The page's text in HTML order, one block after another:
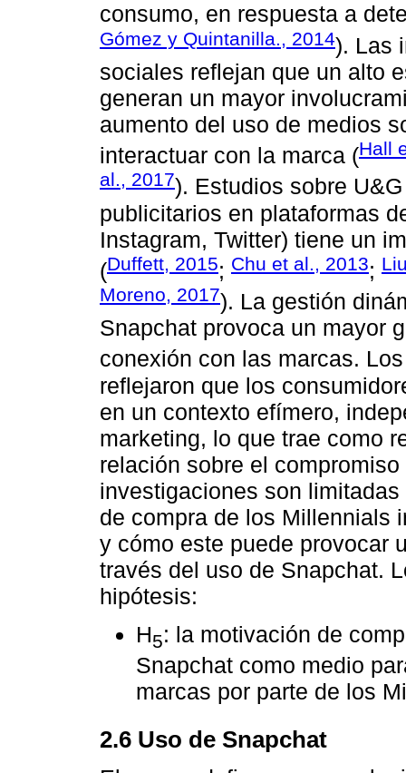
consumo, en respuesta a
Gómez y Quintanilla., 2014). Las
sociales reflejan que un alto
generan un mayor
aumento del uso de medios
interactuar con la marca (Hall
al., 2017). Estudios sobre
publicitarios en plataformas
Instagram, Twitter) tiene un
(Duffett, 2015; Chu et al., 2013;
Moreno, 2017). La gestión
Snapchat provoca un mayor
conexión con las marcas.
reflejaron que los
en un contexto efímero,
marketing, lo que trae como
relación sobre el
investigaciones son
de compra de los Millennials
y cómo este puede provocar
través del uso de Snapchat.
hipótesis:
H5: la motivación de
Snapchat como medio
marcas por parte de los
2.6 Uso de Snapchat